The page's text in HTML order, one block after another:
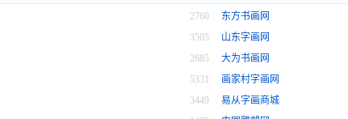
2760
东方书画网
3505
山东字画网
2685
大为书画网
5331
画家村字画网
3449
易从字画商城